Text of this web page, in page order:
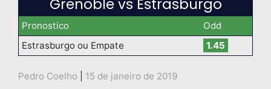
Grenoble vs Estrasburgo
Pronostico
Odd
Estrasburgo ou Empate
1.45
Pedro Coelho 15 de janeiro de 2019